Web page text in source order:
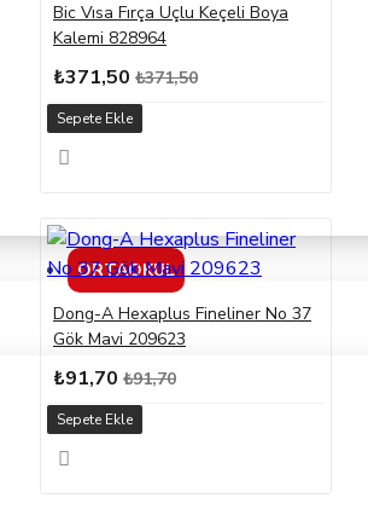
ORTAOKUL
Bic Vısa Fırça Uçlu Keçeli Boya
Kalemi 828964
₺371,50 ₺371,50
Sepete Ekle
Dong-A Hexaplus Fineliner No 37
Gök Mavi 209623
₺91,70 ₺91,70
Sepete Ekle